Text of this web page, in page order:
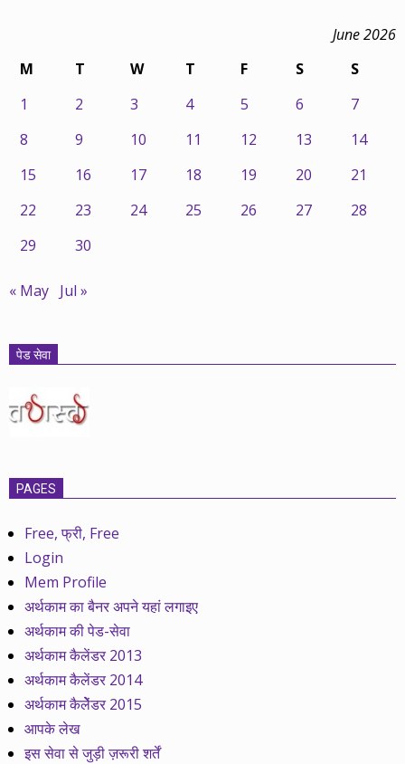
June 2026
M
T W T F S
S
1
2 3 4 5 6
7
8
9 10 11 12 13
14
15
16 17 18 19 20
21
22
23 24 25 26 27
28
29
30
« May Jul »
पेड सेवा
PAGES
Free, फ्री, Free
Login
Mem Profile
अर्थकाम का बैनर अपने यहां लगाइए
अर्थकाम की पेड-सेवा
अर्थकाम कैलेंडर 2013
अर्थकाम कैलेंडर 2014
अर्थकाम कैलेेंडर 2015
आपके लेख
इस सेवा से जुड़ी ज़रूरी शर्तें